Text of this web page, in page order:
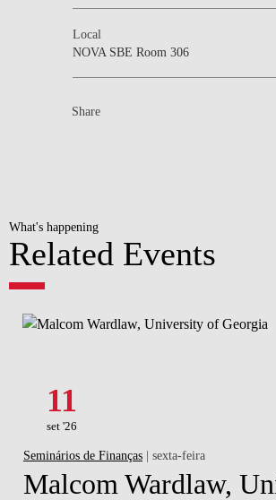
Local
NOVA SBE Room 306
Share
What's happening
Related Events
11
set '26
Seminários de Finanças | sexta-feira
Malcom Wardlaw,